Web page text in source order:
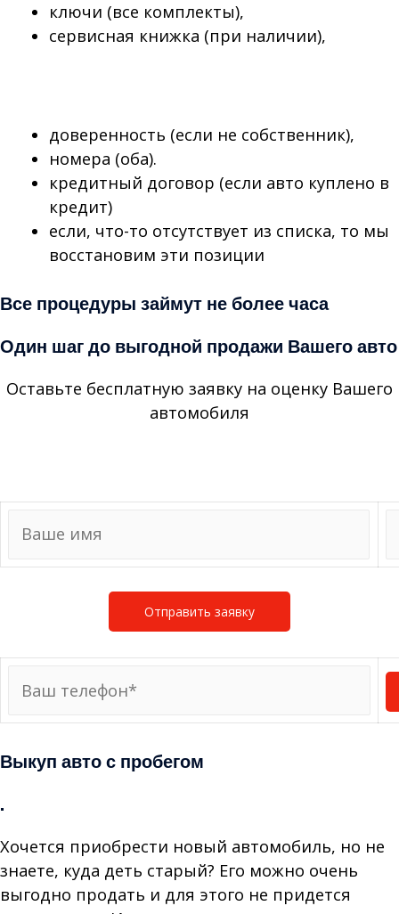
ключи (все комплекты),
сервисная книжка (при наличии),
доверенность (если не собственник),
номера (оба).
кредитный договор (если авто куплено в
кредит)
если, что-то отсутствует из списка, то мы
восстановим эти позиции
Все процедуры займут не более часа
Один шаг до выгодной продажи Вашего авто
Оставьте бесплатную заявку на оценку Вашего
автомобиля
Выкуп авто с пробегом
.
Хочется приобрести новый автомобиль, но не
знаете, куда деть старый? Его можно очень
выгодно продать и для этого не придется